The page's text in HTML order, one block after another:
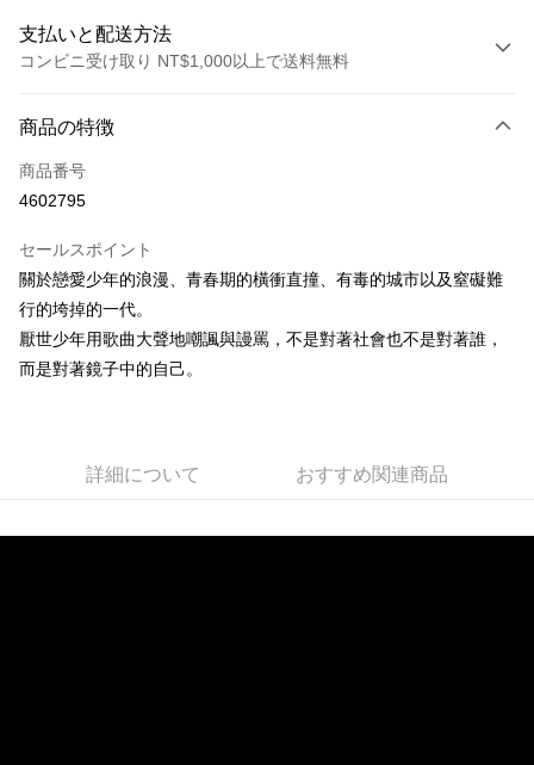
支払いと配送方法
コンビニ受け取り NT$1,000以上で送料無料
クレジットカード1回払い
コンビニ店頭代金引換
Apple Pay
Easy Wallet
Google Pay
商品の特徴
商品番号
4602795
セールスポイント
關於戀愛少年的浪漫、青春期的橫衝直撞、有毒的城市以及窒礙難
行的垮掉的一代。
厭世少年用歌曲大聲地嘲諷與謾罵，不是對著社會也不是對著誰，
而是對著鏡子中的自己。
詳細について おすすめ関連商品